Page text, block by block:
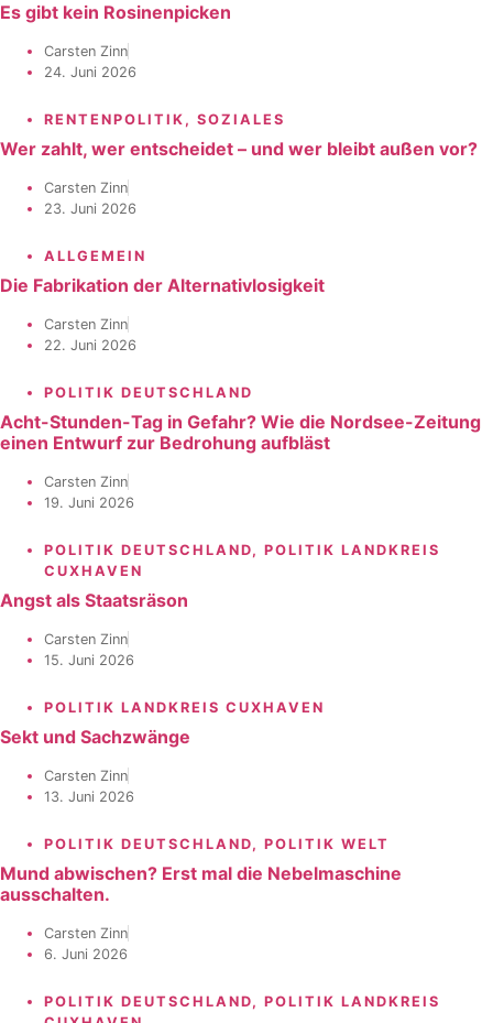
Es gibt kein Rosinenpicken
Carsten Zinn
24. Juni 2026
RENTENPOLITIK , SOZIALES
Wer zahlt, wer entscheidet – und wer bleibt außen vor?
Carsten Zinn
23. Juni 2026
ALLGEMEIN
Die Fabrikation der Alternativlosigkeit
Carsten Zinn
22. Juni 2026
POLITIK DEUTSCHLAND
Acht-Stunden-Tag in Gefahr? Wie die Nordsee-Zeitung
einen Entwurf zur Bedrohung aufbläst
Carsten Zinn
19. Juni 2026
POLITIK DEUTSCHLAND, POLITIK LANDKREIS
CUXHAVEN
Angst als Staatsräson
Carsten Zinn
15. Juni 2026
POLITIK LANDKREIS CUXHAVEN
Sekt und Sachzwänge
Carsten Zinn
13. Juni 2026
POLITIK DEUTSCHLAND, POLITIK WELT
Mund abwischen? Erst mal die Nebelmaschine
ausschalten.
Carsten Zinn
6. Juni 2026
POLITIK DEUTSCHLAND, POLITIK LANDKREIS